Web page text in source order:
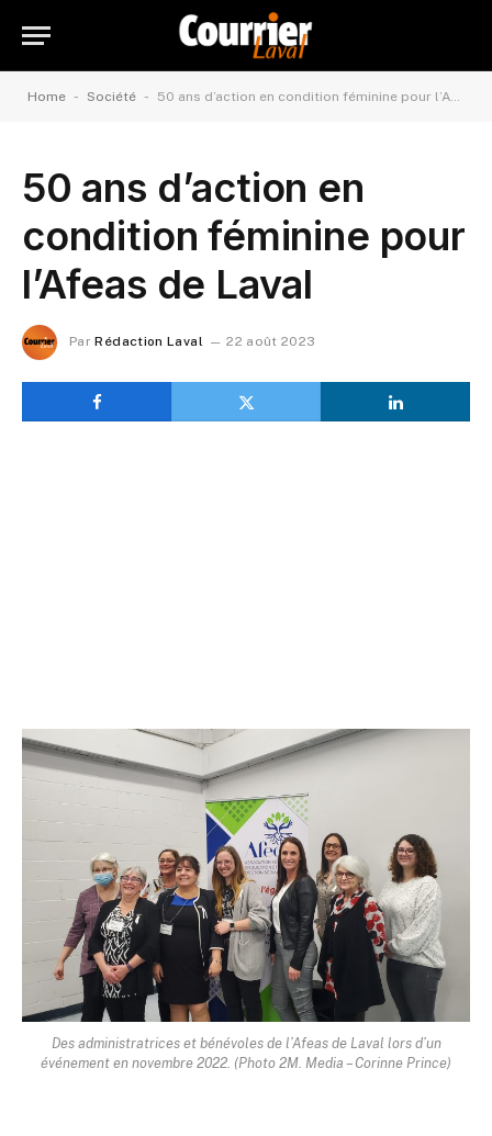
Home - Société - 50 ans d’action en condition féminine pour l’Afeas de Laval
50 ans d’action en
condition féminine pour
l’Afeas de Laval
Par Rédaction Laval 22 août 2023
Des administratrices et bénévoles de l’Afeas de Laval lors d’un
événement en novembre 2022. (Photo 2M. Media – Corinne Prince)